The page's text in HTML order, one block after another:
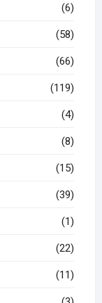
(6)
(58)
(66)
(119)
(4)
(8)
(15)
(39)
(1)
(22)
(11)